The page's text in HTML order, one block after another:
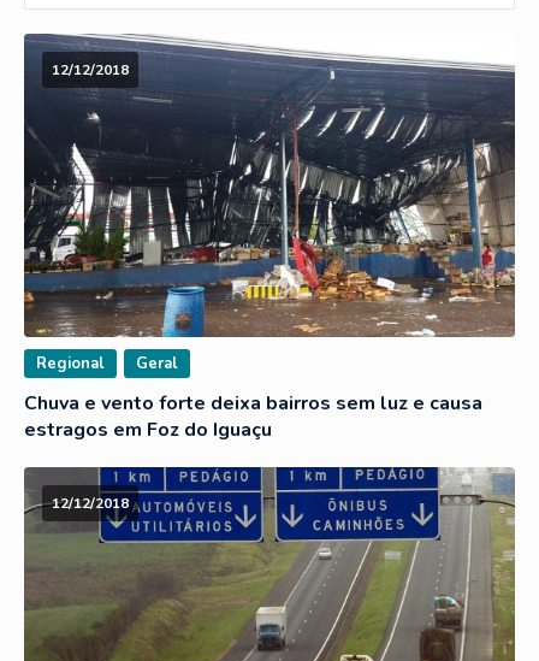
12/12/2018
Regional Geral
Chuva e vento forte deixa bairros sem luz e causa
estragos em Foz do Iguaçu
12/12/2018